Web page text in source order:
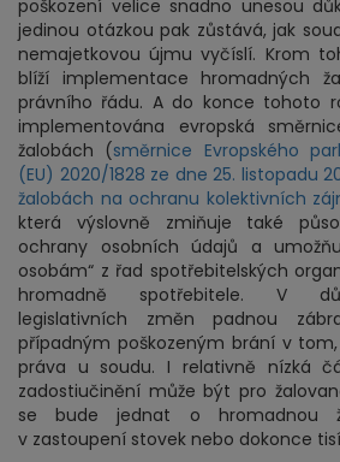
poškození velice snadno unesou
jedinou otázkou pak zůstává, jak
nemajetkovou újmu vyčíslí. Krom
blíží implementace hromadných
právního řádu. A do konce tohoto
implementována evropská
žalobách (směrnice Evropského
(EU) 2020/1828 ze dne 25. listopadu
žalobách na ochranu kolektivních
která výslovně zmiňuje také
ochrany osobních údajů a
osobám“ z řad spotřebitelských
hromadně spotřebitele. V
legislativních změn padnou
případným poškozeným brání v
práva u soudu. I relativně nízká
zadostiučinění může být pro
se bude jednat o hromadnou
v zastoupení stovek nebo dokonce